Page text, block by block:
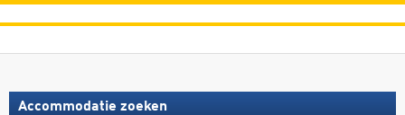
Accommodatie zoeken